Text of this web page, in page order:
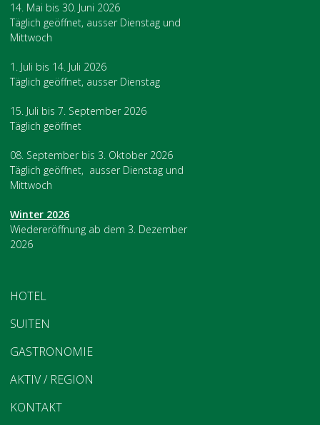
HOTEL
SUITEN
GASTRONOMIE
AKTIV / REGION
KONTAKT
14. Mai bis 30. Juni 2026
Täglich geöffnet, ausser Dienstag und
Mittwoch
1. Juli bis 14. Juli 2026
Täglich geöffnet, ausser Dienstag
15. Juli bis 7. September 2026
Täglich geöffnet
08. September bis 3. Oktober 2026
Täglich geöffnet, ausser Dienstag und
Mittwoch
Winter 2026
Wiedereröffnung ab dem 3. Dezember
2026